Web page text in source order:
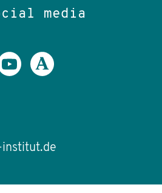
media